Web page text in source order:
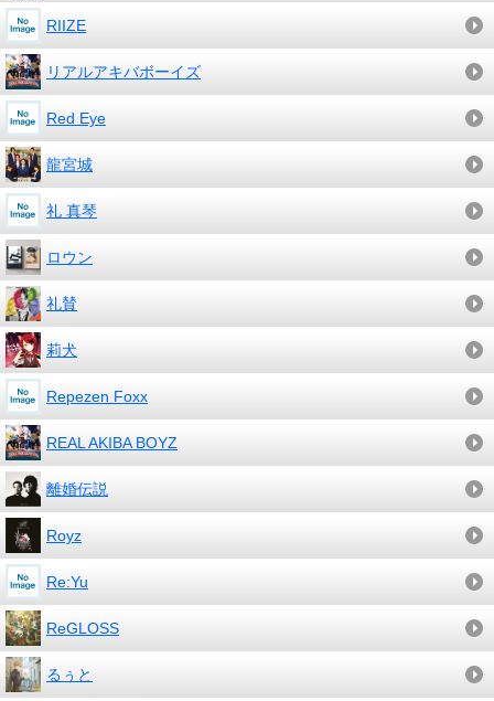
RIIZE
リアルアキバボーイズ
Red Eye
龍宮城
礼 真琴
ロウン
礼賛
莉犬
Repezen Foxx
REAL AKIBA BOYZ
離婚伝説
Royz
Re:Yu
ReGLOSS
るぅと